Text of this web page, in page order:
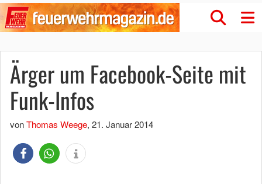
Ärger um Facebook-Seite mit
Funk-Infos
vonThomas Weege, 21. Januar 2014